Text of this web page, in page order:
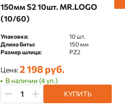
150мм S2 10шт. MR.LOGO
(10/60)
Упаковка:
10 шт.
Длина биты:
150 мм
Размер шлица:
PZ2
Цена:2 198 руб.
В наличии (4 уп.)
КУПИТЬ